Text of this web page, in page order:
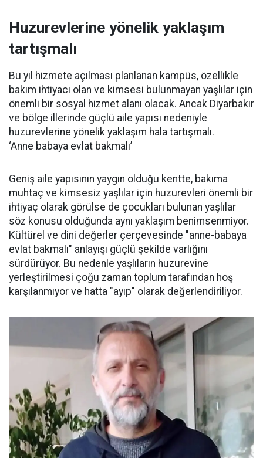
Huzurevlerine yönelik yaklaşım
tartışmalı
Bu yıl hizmete açılması planlanan kampüs, özellikle
bakım ihtiyacı olan ve kimsesi bulunmayan yaşlılar için
önemli bir sosyal hizmet alanı olacak. Ancak Diyarbakır
ve bölge illerinde güçlü aile yapısı nedeniyle
huzurevlerine yönelik yaklaşım hala tartışmalı.
‘Anne babaya evlat bakmalı’
Geniş aile yapısının yaygın olduğu kentte, bakıma
muhtaç ve kimsesiz yaşlılar için huzurevleri önemli bir
ihtiyaç olarak görülse de çocukları bulunan yaşlılar
söz konusu olduğunda aynı yaklaşım benimsenmiyor.
Kültürel ve dini değerler çerçevesinde "anne-babaya
evlat bakmalı" anlayışı güçlü şekilde varlığını
sürdürüyor. Bu nedenle yaşlıların huzurevine
yerleştirilmesi çoğu zaman toplum tarafından hoş
karşılanmıyor ve hatta "ayıp" olarak değerlendiriliyor.